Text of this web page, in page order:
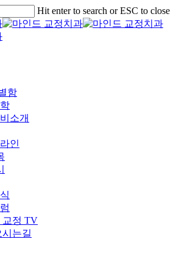
Hit enter to search or ESC to close
함
소개
인
교정 TV
는길